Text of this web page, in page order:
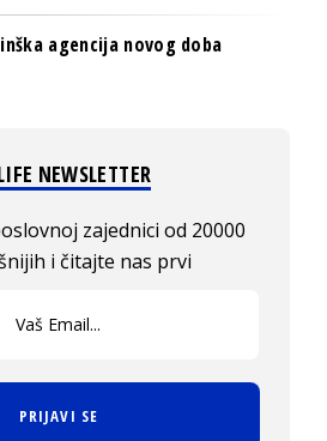
agencija novog doba
NEWSLETTER
zajednici od 20000
i čitajte nas prvi
PRIJAVI SE